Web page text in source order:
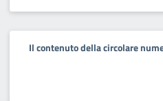
Il contenuto della circolare